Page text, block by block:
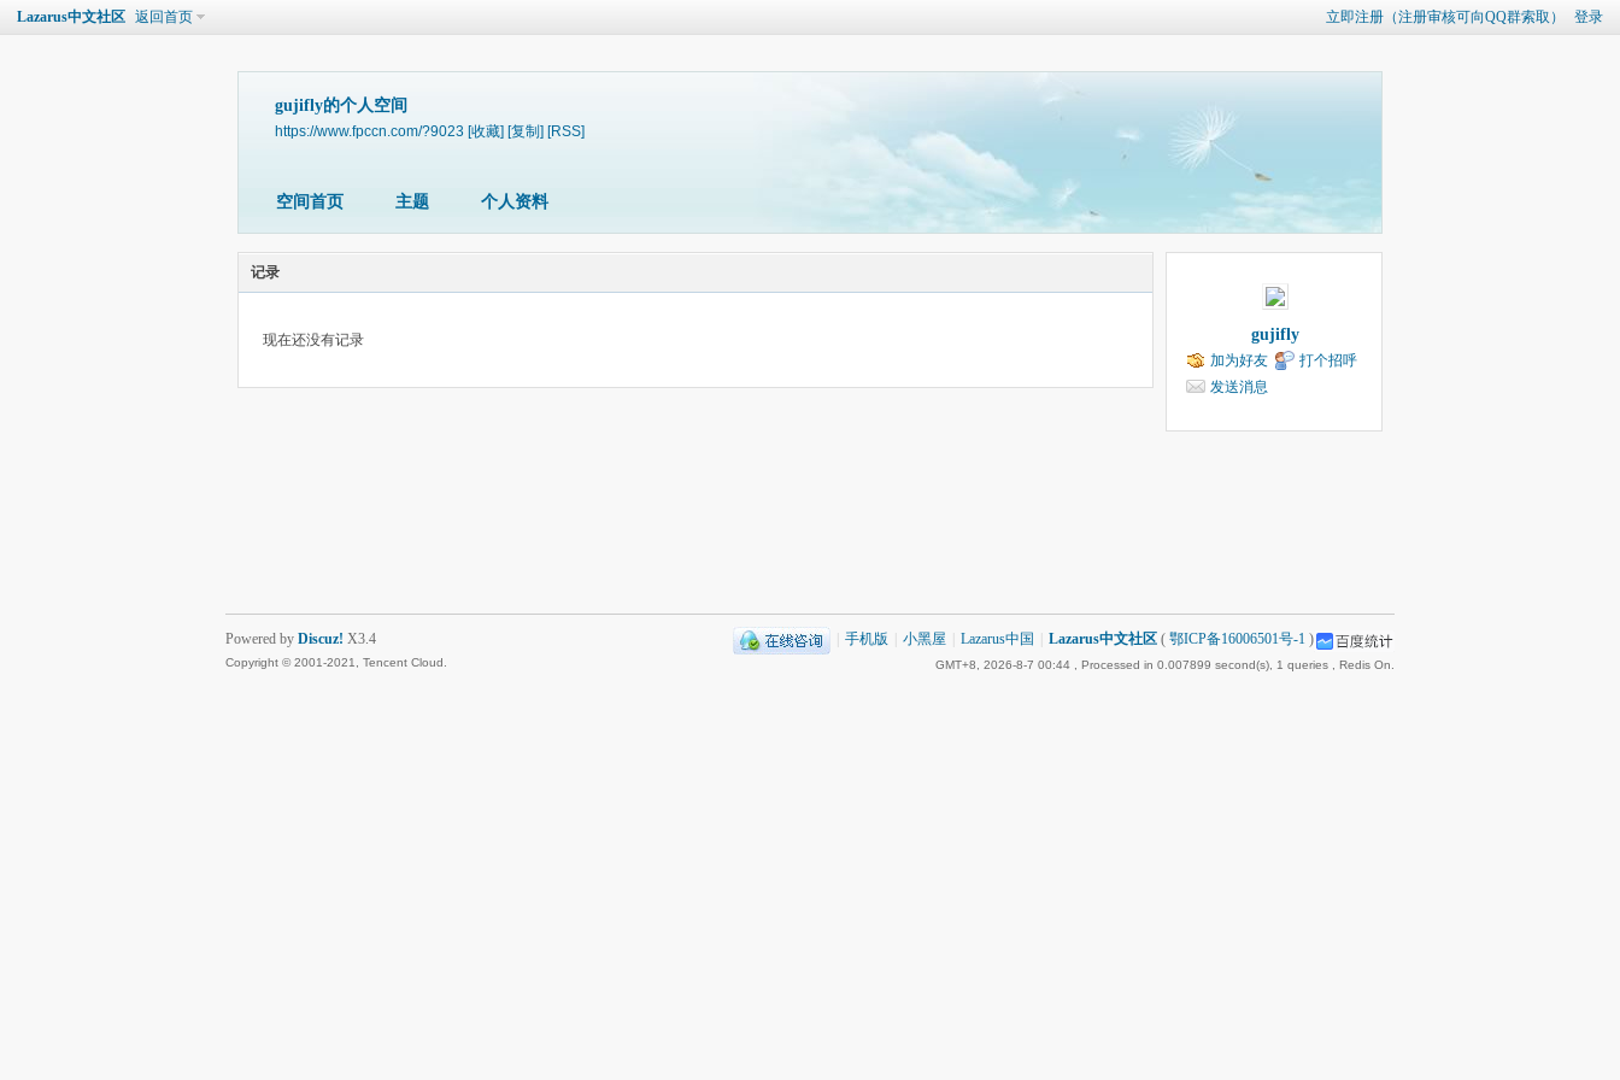
立即注册（注册审核可向QQ群索取） 登录
Lazarus中文社区 返回首页
gujifly的个人空间
https://www.fpccn.com/?9023 [收藏] [复制] [RSS]
空间首页 主题 个人资料
记录
现在还没有记录 gujifly
加为好友
打个招呼
发送消息
手机版 小黑屋 Lazarus中国 Lazarus中文社区 ( 鄂ICP备16006501号-1 )
GMT+8, 2026-8-7 00:44 , Processed in 0.007899 second(s), 1 queries , Redis On.
Powered by Discuz! X3.4
Copyright © 2001-2021, Tencent Cloud.